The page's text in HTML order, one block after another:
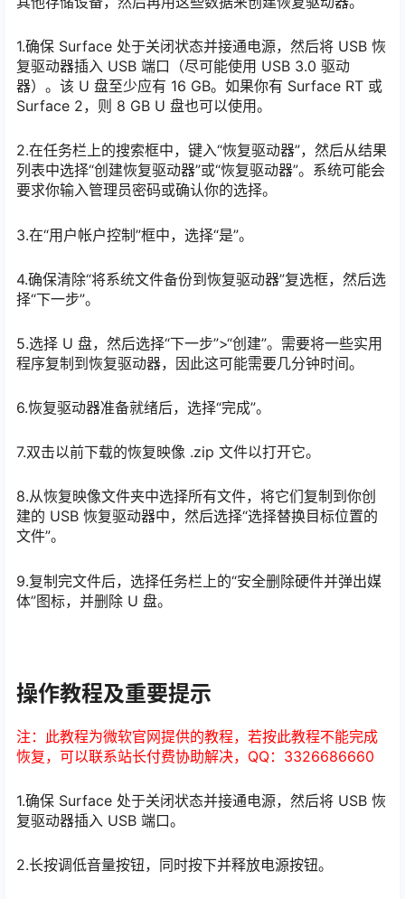
1.确保 Surface 处于关闭状态并接通电源，然后将 USB 恢
复驱动器插入 USB 端口（尽可能使用 USB 3.0 驱动
器）。该 U 盘至少应有 16 GB。如果你有 Surface RT 或
Surface 2，则 8 GB U 盘也可以使用。
2.在任务栏上的搜索框中，键入“恢复驱动器”，然后从结果
列表中选择“创建恢复驱动器”或“恢复驱动器”。系统可能会
要求你输入管理员密码或确认你的选择。
3.在“用户帐户控制”框中，选择“是”。
4.确保清除“将系统文件备份到恢复驱动器”复选框，然后选
择“下一步”。
5.选择 U 盘，然后选择“下一步”>“创建”。需要将一些实用
程序复制到恢复驱动器，因此这可能需要几分钟时间。
6.恢复驱动器准备就绪后，选择“完成”。
7.双击以前下载的恢复映像 .zip 文件以打开它。
8.从恢复映像文件夹中选择所有文件，将它们复制到你创
建的 USB 恢复驱动器中，然后选择“选择替换目标位置的
文件”。
9.复制完文件后，选择任务栏上的“安全删除硬件并弹出媒
体”图标，并删除 U 盘。
操作教程及重要提示
注：此教程为微软官网提供的教程，若按此教程不能完成
恢复，可以联系站长付费协助解决，QQ：3326686660
1.确保 Surface 处于关闭状态并接通电源，然后将 USB 恢
复驱动器插入 USB 端口。
2.长按调低音量按钮，同时按下并释放电源按钮。